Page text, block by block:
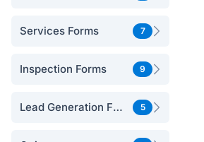
Services Forms 7
Inspection Forms 9
Lead Generation Forms 5